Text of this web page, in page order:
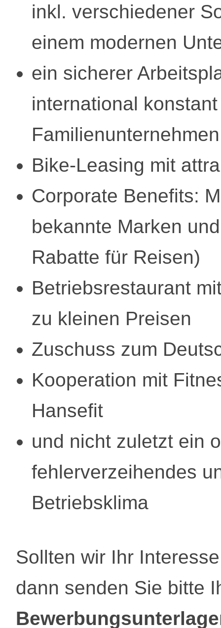
inkl. verschiedener
einem modernen
ein sicherer
international
Familienunternehmen
Bike-Leasing mit
Corporate Benefits:
bekannte Marken
Rabatte für Reisen)
Betriebsrestaurant
zu kleinen Preisen
Zuschuss zum
Kooperation mit
Hansefit
und nicht zuletzt ein
fehlerverzeihendes
Betriebsklima
Sollten wir Ihr
dann senden Sie bitte